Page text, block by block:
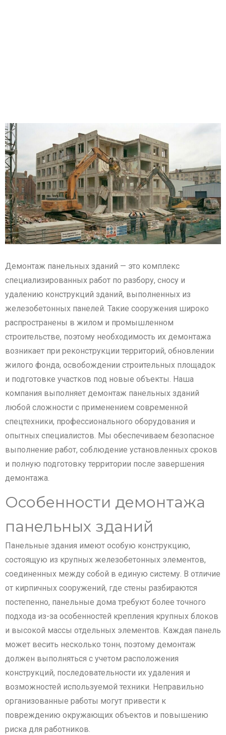
Демонтаж панельных зданий — это комплекс
специализированных работ по разбору, сносу и
удалению конструкций зданий, выполненных из
железобетонных панелей. Такие сооружения широко
распространены в жилом и промышленном
строительстве, поэтому необходимость их демонтажа
возникает при реконструкции территорий, обновлении
жилого фонда, освобождении строительных площадок
и подготовке участков под новые объекты. Наша
компания выполняет демонтаж панельных зданий
любой сложности с применением современной
спецтехники, профессионального оборудования и
опытных специалистов. Мы обеспечиваем безопасное
выполнение работ, соблюдение установленных сроков
и полную подготовку территории после завершения
демонтажа.
Особенности демонтажа
панельных зданий
Панельные здания имеют особую конструкцию,
состоящую из крупных железобетонных элементов,
соединенных между собой в единую систему. В отличие
от кирпичных сооружений, где стены разбираются
постепенно, панельные дома требуют более точного
подхода из-за особенностей крепления крупных блоков
и высокой массы отдельных элементов. Каждая панель
может весить несколько тонн, поэтому демонтаж
должен выполняться с учетом расположения
конструкций, последовательности их удаления и
возможностей используемой техники. Неправильно
организованные работы могут привести к
повреждению окружающих объектов и повышению
риска для работников.